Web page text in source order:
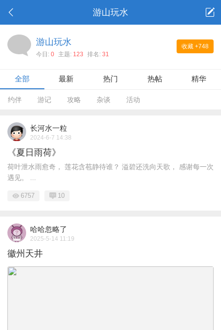
游山玩水
收藏 +748
游山玩水
今日: 0 主题: 123 排名: 31
全部 最新 热门 热帖 精华
约伴 游记 攻略 杂谈 活动
长河水一粒
2024-6-7 14:38
《夏日雨荷》
荷叶泄水雨愈奇， 莲花含苞静待谁？ 溢碧还洗向天歌， 感谢每一次
遇见。 ...
6757 10
哈哈忽略了
2025-5-14 11:19
徽州天井